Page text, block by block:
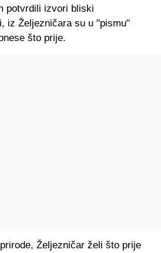
potvrdili izvori bliski
iz Željezničara su u "pismu"
što prije.
Željezničar želi što prije